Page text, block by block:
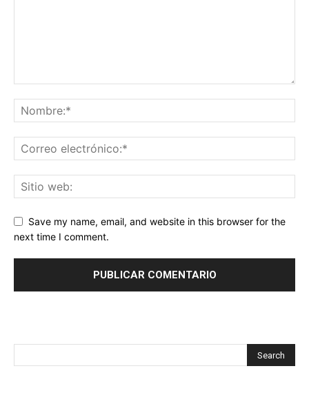
Save my name, email, and website in this browser for the
next time I comment.